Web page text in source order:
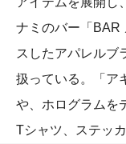
ナミのバー「BAR
スしたアパレルブ
扱っている。「ア
や、ホログラムを
Tシャツ、ステッ